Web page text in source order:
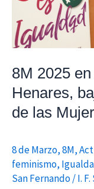
8M 2025
Henares,
de las
8 de Marzo,8M,
feminismo,
San Fernando/I.
bajo
el
lema
«La
de
las